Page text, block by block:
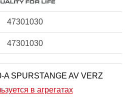
47301030
47301030
A SPURSTANGE AV VERZ
в агрегатах